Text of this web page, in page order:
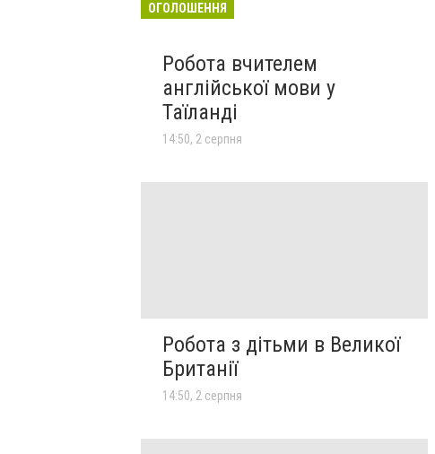
ОГОЛОШЕННЯ
Робота вчителем
англійської мови у
Таїланді
14:50, 2 серпня
Робота з дітьми в Великої
Британії
14:50, 2 серпня